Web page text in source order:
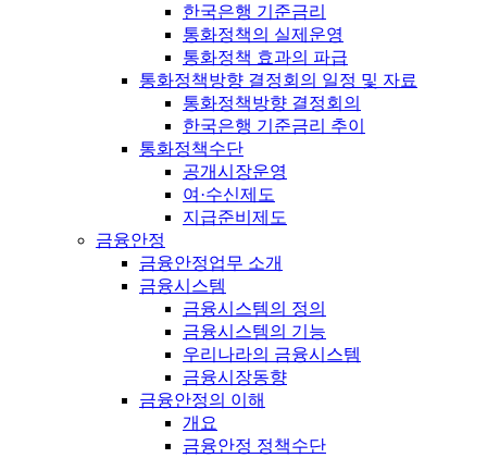
한국은행 기준금리
통화정책의 실제운영
통화정책 효과의 파급
통화정책방향 결정회의 일정 및 자료
통화정책방향 결정회의
한국은행 기준금리 추이
통화정책수단
공개시장운영
여·수신제도
지급준비제도
금융안정
금융안정업무 소개
금융시스템
금융시스템의 정의
금융시스템의 기능
우리나라의 금융시스템
금융시장동향
금융안정의 이해
개요
금융안정 정책수단